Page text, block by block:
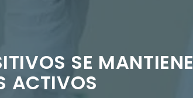
SE MANTIENE
ACTIVOS